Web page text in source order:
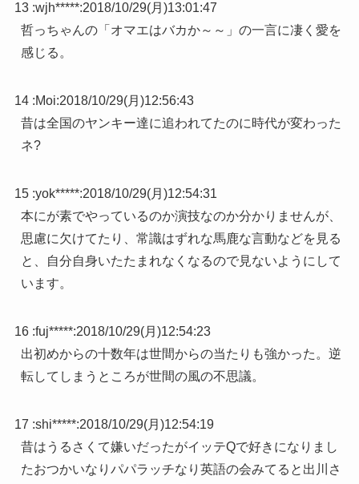
13 :wjh*****:2018/10/29(月)13:01:47
哲っちゃんの「オマエはバカか～～」の一言に凄く愛を
感じる。
14 :Moi:2018/10/29(月)12:56:43
昔は全国のヤンキー達に追われてたのに時代が変わった
ネ?
15 :yok*****:2018/10/29(月)12:54:31
本にが素でやっているのか演技なのか分かりませんが、
思慮に欠けてたり、常識はずれな馬鹿な言動などを見る
と、自分自身いたたまれなくなるので見ないようにして
います。
16 :fuj*****:2018/10/29(月)12:54:23
出初めからの十数年は世間からの当たりも強かった。逆
転してしまうところが世間の風の不思議。
17 :shi*****:2018/10/29(月)12:54:19
昔はうるさくて嫌いだったがイッテQで好きになりまし
たおつかいなりパパラッチなり英語の会みてると出川さ